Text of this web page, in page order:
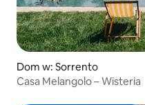
Dom w: Sorrento
Casa Melangolo – Wisteria